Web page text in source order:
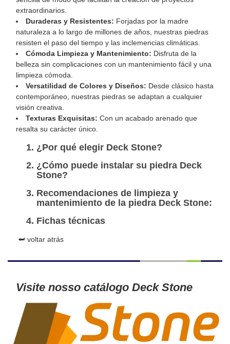
extraordinarios.
Duraderas y Resistentes: Forjadas por la madre
naturaleza a lo largo de millones de años, nuestras piedras
resisten el paso del tiempo y las inclemencias climáticas.
Cómoda Limpieza y Mantenimiento: Disfruta de la
belleza sin complicaciones con un mantenimiento fácil y una
limpieza cómoda.
Versatilidad de Colores y Diseños: Desde clásico hasta
contemporáneo, nuestras piedras se adaptan a cualquier
visión creativa.
Texturas Exquisitas: Con un acabado arenado que
resalta su carácter único.
¿Por qué elegir Deck Stone?
¿Cómo puede instalar su piedra Deck
Stone?
Recomendaciones de limpieza y
mantenimiento de la piedra Deck Stone:
Fichas técnicas
⮨ voltar atrás
Visite nosso catálogo Deck Stone